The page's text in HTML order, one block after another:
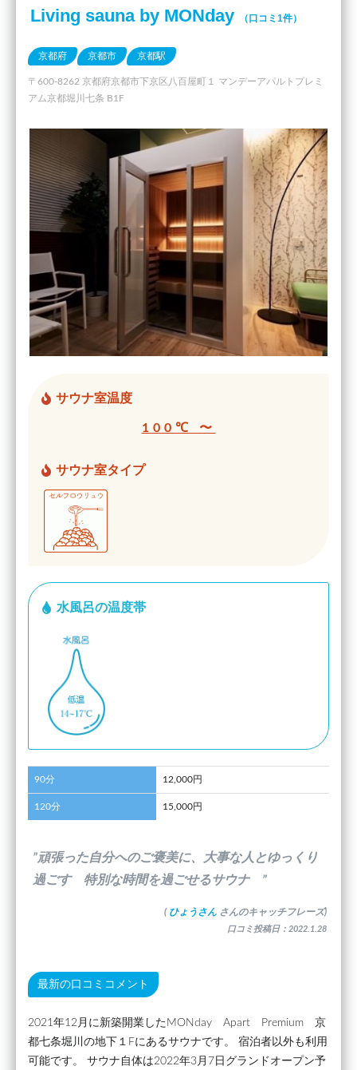
Living sauna by MONday （口コミ1件）
京都府 京都市 京都駅
〒600-8262 京都府京都市下京区八百屋町１ マンデーアパルトプレミ
アム京都堀川七条 B1F
サウナ室温度
100℃ 〜
サウナ室タイプ
水風呂の温度帯
90分 12,000円
120分 15,000円
”頑張った自分へのご褒美に、大事な人とゆっくり
過ごす 特別な時間を過ごせるサウナ ”
( ひょうさん さんのキャッチフレーズ)
口コミ投稿日：2022.1.28
最新の口コミコメント
2021年12月に新築開業したMONday Apart Premium 京
都七条堀川の地下１Fにあるサウナです。 宿泊者以外も利用
可能です。 サウナ自体は2022年3月7日グランドオープン予